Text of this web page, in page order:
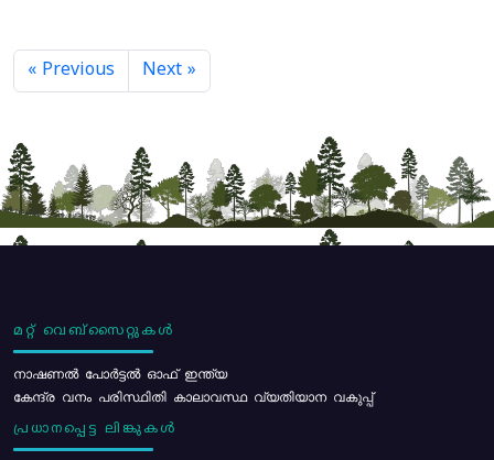
« Previous Next »
മറ്റ് വെബ്സൈറ്റുകൾ
നാഷണൽ പോർട്ടൽ ഓഫ് ഇന്ത്യ
കേന്ദ്ര വനം പരിസ്ഥിതി കാലാവസ്ഥ വ്യതിയാന വകുപ്പ്
പ്രധാനപ്പെട്ട ലിങ്കുകൾ